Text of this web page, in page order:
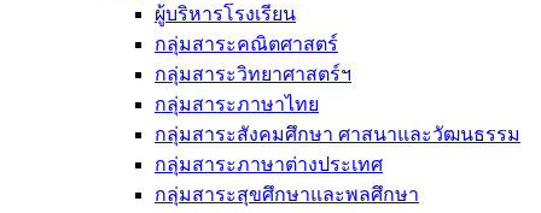
ผู้บริหารโรงเรียน
กลุ่มสาระคณิตศาสตร์
กลุ่มสาระวิทยาศาสตร์ฯ
กลุ่มสาระภาษาไทย
กลุ่มสาระสังคมศึกษา ศาสนาและวัฒนธรรม
กลุ่มสาระภาษาต่างประเทศ
กลุ่มสาระสุขศึกษาและพลศึกษา